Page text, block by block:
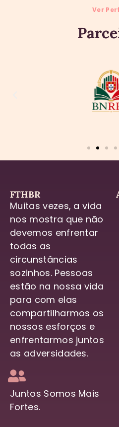
Ver
FTHBR
Muitas vezes, a vida
nos mostra que não
devemos enfrentar
todas as
circunstâncias
sozinhos. Pessoas
estão na nossa vida
para com elas
compartilharmos os
nossos esforços e
enfrentarmos juntos
as adversidades.
Juntos Somos Mais
Fortes.